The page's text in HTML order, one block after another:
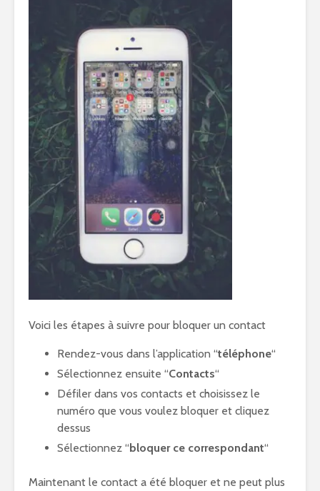
Voici les étapes à suivre pour bloquer un contact
Rendez-vous dans l’application “téléphone“
Sélectionnez ensuite “Contacts“
Défiler dans vos contacts et choisissez le
numéro que vous voulez bloquer et cliquez
dessus
Sélectionnez “bloquer ce correspondant“
Maintenant le contact a été bloquer et ne peut plus